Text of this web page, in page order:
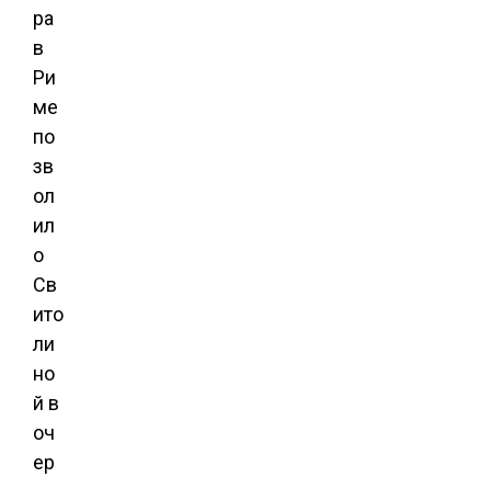
ра
в
Ри
ме
по
зв
ол
ил
о
Св
ито
ли
но
й в
оч
ер